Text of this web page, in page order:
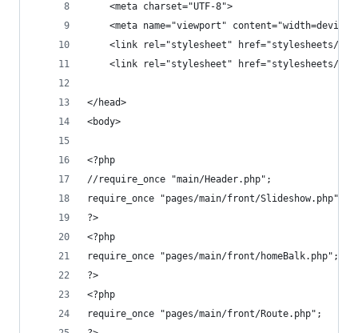
    <meta charset="UTF-8">
<meta name="viewport"
<link rel="stylesheet" href="stylesheets/
<link rel="stylesheet" href="stylesheets/
</head>
<body>
<?php
//require_once "main/Header.php";
require_once "pages/main/front/Slideshow.php";
?>
<?php
require_once "pages/main/front/homeBalk.php";
?>
<?php
require_once "pages/main/front/Route.php";